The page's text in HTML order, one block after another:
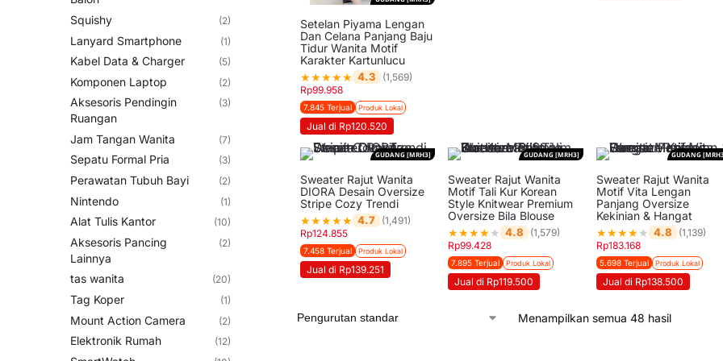
Setelan Piyama Lengan
Dan Celana Panjang Baju
Tidur Wanita Motif
Karakter Kartunlucu
★★★★★ 4.3
(1,569)
Rp99.958
7.845 Terjual Produk Lokal
Jual di Rp120.520
GUDANG [MRH3]
Sweater Rajut Wanita
DIORA Desain Oversize
Stripe Cozy Trendi
★★★★★ 4.7
(1,491)
Rp124.855
7.458 Terjual Produk Lokal
Jual di Rp139.251
GUDANG [MRH3]
Sweater Rajut Wanita
Motif Tali Kur Korean
Style Knitwear Premium
Oversize Bila Blouse
★★★★★ 4.8
(1,579)
Rp99.428
7.895 Terjual Produk Lokal
Jual di Rp119.500
GUDANG
Sweater Rajut Wanita
Motif Vita Lengan
Panjang Oversize
Kekinian & Hangat
★★★★★ 4.8
(1,139)
Rp183.168
5.698 Terjual Produk Lokal
Jual di Rp138.500
Menampilkan semua 48 hasil
Squishy (2)
Lanyard Smartphone (1)
Kabel Data & Charger (5)
Komponen Laptop (2)
Aksesoris Pendingin
Ruangan
(3)
Jam Tangan Wanita (7)
Sepatu Formal Pria (3)
Perawatan Tubuh Bayi (2)
Nintendo (1)
Alat Tulis Kantor (10)
Aksesoris Pancing
Lainnya
(2)
tas wanita (20)
Tag Koper (1)
Mount Action Camera (2)
Elektronik Rumah (12)